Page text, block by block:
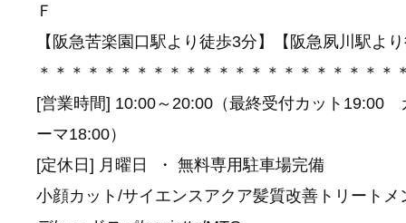
Ｆ
【阪急苦楽園口駅より徒歩3分】【阪急夙川駅よ
＊＊＊＊＊＊＊＊＊＊＊＊＊＊＊＊＊＊＊＊＊＊
[営業時間] 10:00～20:00（最終受付カット19:00
ーマ18:00）
[定休日] 月曜日 ・ 無料専用駐車場完備
小顔カット/サイエンスアクア髪質改善トリートメ